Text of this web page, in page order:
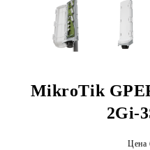
MikroTik
2Gi-
Цена